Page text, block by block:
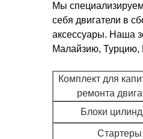
Мы
себя двигатели в
аксессуары. Наша
Малайзию, Турцию,
Комплект для
ремонта
Блоки
Стартеры